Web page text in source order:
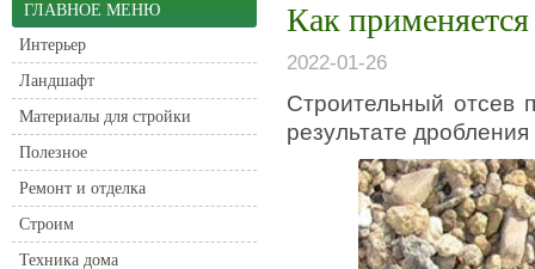
ГЛАВНОЕ МЕНЮ
Интерьер
Ландшафт
Материалы для стройки
Полезное
Ремонт и отделка
Строим
Техника дома
Как применяется
2022-01-26
Строительный отсев
результате